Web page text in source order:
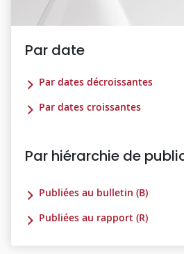
Par date
Par dates décroissantes
Par dates croissantes
Par hiérarchie de
Publiées au bulletin (B)
Publiées au rapport (R)